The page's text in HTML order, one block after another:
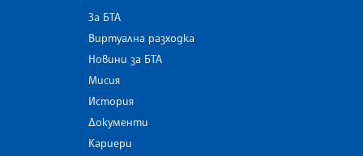
За БТА
Виртуална разходка
Новини за БТА
Мисия
История
Документи
Кариери